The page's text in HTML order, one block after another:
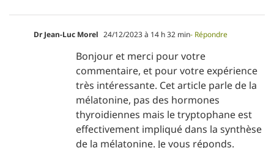
Dr Jean-Luc Morel 24/12/2023 à 14 h 32 min- Répondre
Bonjour et merci pour votre
commentaire, et pour votre expérience
très intéressante. Cet article parle de la
mélatonine, pas des hormones
thyroidiennes mais le tryptophane est
effectivement impliqué dans la synthèse
de la mélatonine. Je vous réponds.